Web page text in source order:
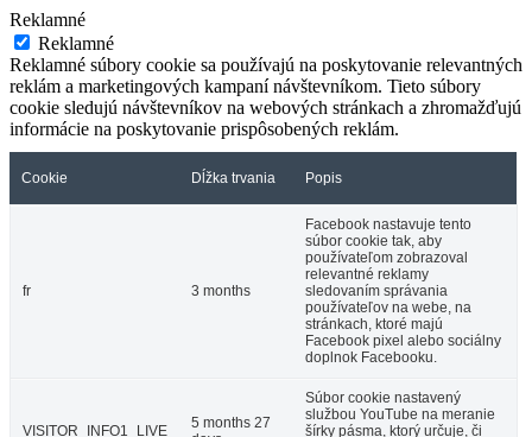
Reklamné
Reklamné
Reklamné súbory cookie sa používajú na poskytovanie relevantných
reklám a marketingových kampaní návštevníkom. Tieto súbory
cookie sledujú návštevníkov na webových stránkach a zhromažďujú
informácie na poskytovanie prispôsobených reklám.
Cookie Dĺžka trvania Popis
fr 3 months
Facebook nastavuje tento
súbor cookie tak, aby
používateľom zobrazoval
relevantné reklamy
sledovaním správania
používateľov na webe, na
stránkach, ktoré majú
Facebook pixel alebo sociálny
doplnok Facebooku.
VISITOR_INFO1_LIVE
5 months 27
Súbor cookie nastavený
službou YouTube na meranie
šírky pásma, ktorý určuje, či